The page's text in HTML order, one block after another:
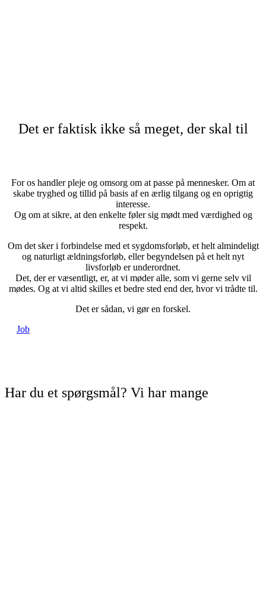
Det er faktisk ikke så meget, der skal til
For os handler pleje og omsorg om at passe på mennesker. Om at
skabe tryghed og tillid på basis af en ærlig tilgang og en oprigtig
interesse.
Og om at sikre, at den enkelte føler sig mødt med værdighed og
respekt.
Om det sker i forbindelse med et sygdomsforløb, et helt almindeligt
og naturligt ældningsforløb, eller begyndelsen på et helt nyt
livsforløb er underordnet.
Det, der er væsentligt, er, at vi møder alle, som vi gerne selv vil
mødes. Og at vi altid skilles et bedre sted end der, hvor vi trådte til.
Det er sådan, vi gør en forskel.
Job
Har du et spørgsmål? Vi har mange